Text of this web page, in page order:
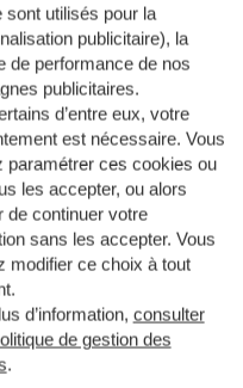
de prêt immobilier
Découvrir
toutes nos offres
sont utilisés pour la
publicitaire), la
de performance de nos
publicitaires.
d’entre eux, votre
est nécessaire. Vous
paramétrer ces cookies ou
les accepter, ou alors
de continuer votre
sans les accepter. Vous
modifier ce choix à tout
d’information, consulter
de gestion des
.